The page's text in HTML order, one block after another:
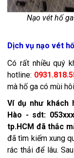
Nạo vét hố
Dịch vụ nạo vét
Có rất nhiều quý
hotline:
mà hố ga có mùi
Ví dụ như khách
Hào - sdt:
tp.HCM đã thắc
đã tìm kiếm xung
rác thải để lâu.